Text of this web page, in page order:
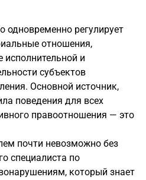
одновременно регулирует
отношения,
и
субъектов
Основной источник,
поведения для всех
правоотношения — это
почти невозможно без
специалиста по
который знает